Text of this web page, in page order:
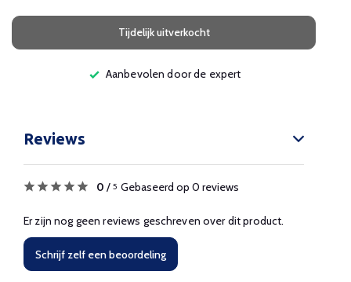
Tijdelijk uitverkocht
Aanbevolen door de expert
Reviews
0 / 5 Gebaseerd op 0 reviews
Er zijn nog geen reviews geschreven over dit product.
Schrijf zelf een beoordeling